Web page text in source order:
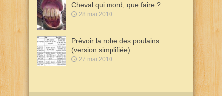
Cheval qui mord, que faire ?
28 mai 2010
Prévoir la robe des poulains
(version simplifiée)
27 mai 2010